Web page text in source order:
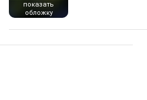
показать
обложку